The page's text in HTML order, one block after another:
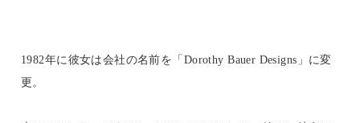
1982年に彼女は会社の名前を「Dorothy Bauer Designs」に変
更。